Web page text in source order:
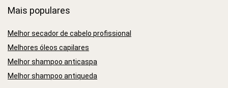
Mais populares
Melhor secador de cabelo profissional
Melhores óleos capilares
Melhor shampoo anticaspa
Melhor shampoo antiqueda